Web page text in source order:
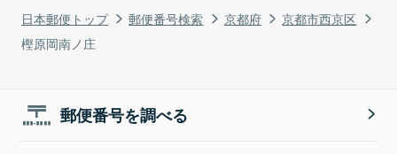
日本郵便トップ 郵便番号検索 京都府
京都市西京区
樫原岡南ノ庄
郵便番号を調べる